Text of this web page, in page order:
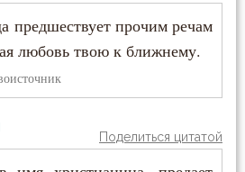
(Иванов)
предшествует прочим речам
любовь твою к ближнему.
Поделиться цитатой